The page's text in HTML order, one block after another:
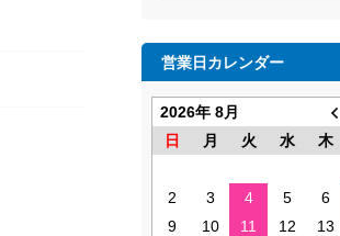
営業日カレンダー
2026年 8月
日
月 火 水 木
2
3 4 5 6
9
10 11 12 13